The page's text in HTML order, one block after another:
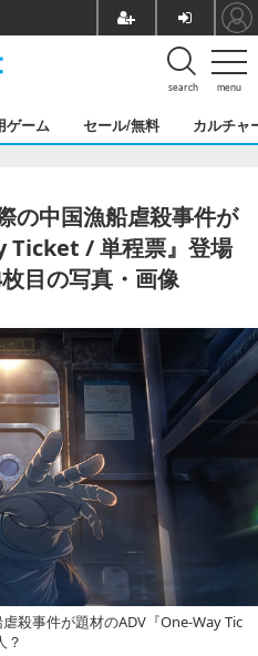
menu
search
ゲーム セール/無料 カルチャ
の中国漁船虐殺事件が
Ticket / 単程票』登場
目の写真・画像
殺事件が題材のADV『One-Way Tic
？